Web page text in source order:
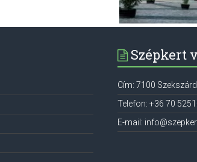
Szépkert
Cím: 7100 Szekszárd
Telefon:+36 70
E-mail: